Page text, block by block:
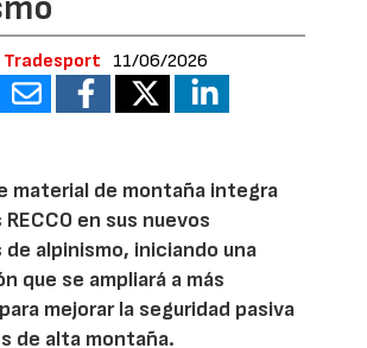
Tradesport 11/06/2026
material de montaña integra
en sus nuevos
alpinismo, iniciando una
que se ampliará a más
mejorar la seguridad pasiva
de alta montaña.